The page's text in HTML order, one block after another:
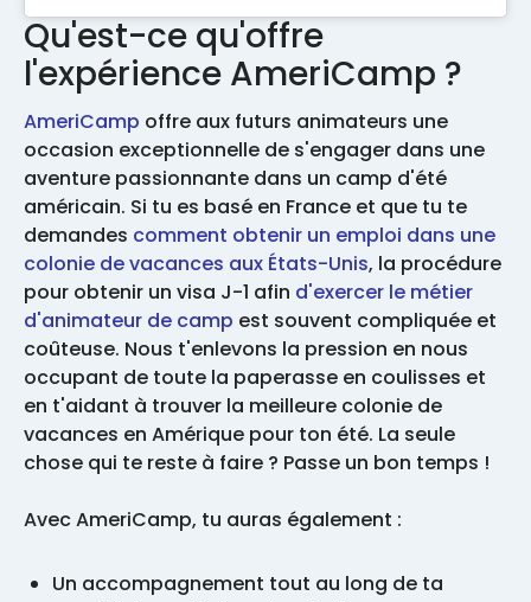
Qu'est-ce qu'offre
l'expérience AmeriCamp ?
AmeriCamp offre aux futurs animateurs une
occasion exceptionnelle de s'engager dans une
aventure passionnante dans un camp d'été
américain. Si tu es basé en France et que tu te
demandes comment obtenir un emploi dans une
colonie de vacances aux États-Unis, la procédure
pour obtenir un visa J-1 afin d'exercer le métier
d'animateur de camp est souvent compliquée et
coûteuse. Nous t'enlevons la pression en nous
occupant de toute la paperasse en coulisses et
en t'aidant à trouver la meilleure colonie de
vacances en Amérique pour ton été. La seule
chose qui te reste à faire ? Passe un bon temps !
Avec AmeriCamp, tu auras également :
Un accompagnement tout au long de ta